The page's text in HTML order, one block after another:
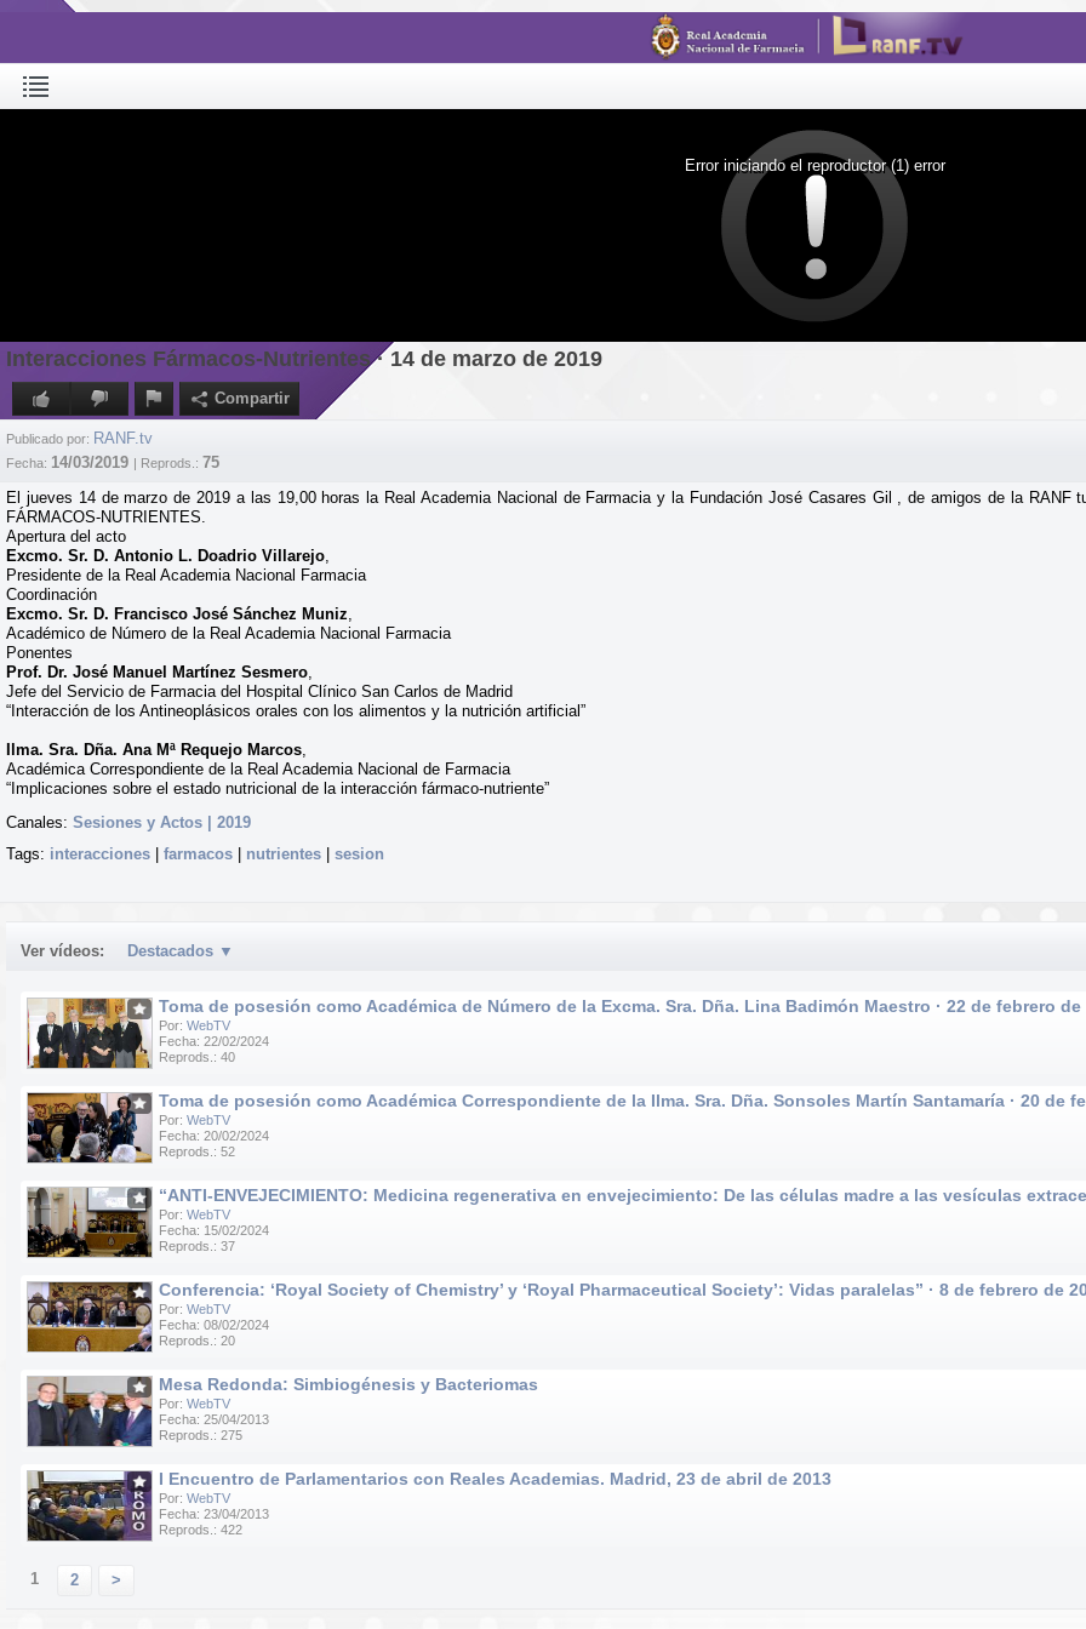
Error iniciando el reproductor (1) error
Interacciones Fármacos-Nutrientes · 14 de marzo de 2019
Compartir
Publicado por: RANF.tv
Fecha: 14/03/2019 | Reprods.: 75
El jueves 14 de marzo de 2019 a las 19,00 horas la Real Academia Nacional de Farmacia y la Fundación José Casares Gil , de amigos de la RANF
FÁRMACOS-NUTRIENTES.
Apertura del acto
Excmo. Sr. D. Antonio L. Doadrio Villarejo,
Presidente de la Real Academia Nacional Farmacia
Coordinación
Excmo. Sr. D. Francisco José Sánchez Muniz,
Académico de Número de la Real Academia Nacional Farmacia
Ponentes
Prof. Dr. José Manuel Martínez Sesmero,
Jefe del Servicio de Farmacia del Hospital Clínico San Carlos de Madrid
“Interacción de los Antineoplásicos orales con los alimentos y la nutrición artificial”
Ilma. Sra. Dña. Ana Mª Requejo Marcos,
Académica Correspondiente de la Real Academia Nacional de Farmacia
“Implicaciones sobre el estado nutricional de la interacción fármaco-nutriente”
Canales: Sesiones y Actos | 2019
Tags: interacciones farmacos nutrientes sesion
Ver vídeos: Destacados ▼
Toma de posesión como Académica de Número de la Excma. Sra. Dña. Lina Badimón Maestro · 22 de febrero de
Por: WebTV
Fecha: 22/02/2024
Reprods.: 40
Toma de posesión como Académica Correspondiente de la Ilma. Sra. Dña. Sonsoles Martín Santamaría · 20 de
Por: WebTV
Fecha: 20/02/2024
Reprods.: 52
“ANTI-ENVEJECIMIENTO: Medicina regenerativa en envejecimiento: De las células madre a las vesículas
Por: WebTV
Fecha: 15/02/2024
Reprods.: 37
Conferencia: ‘Royal Society of Chemistry’ y ‘Royal Pharmaceutical Society’: Vidas paralelas” · 8 de febrero de
Por: WebTV
Fecha: 08/02/2024
Reprods.: 20
Mesa Redonda: Simbiogénesis y Bacteriomas
Por: WebTV
Fecha: 25/04/2013
Reprods.: 275
I Encuentro de Parlamentarios con Reales Academias. Madrid, 23 de abril de 2013
Por: WebTV
Fecha: 23/04/2013
Reprods.: 422
1 2 >